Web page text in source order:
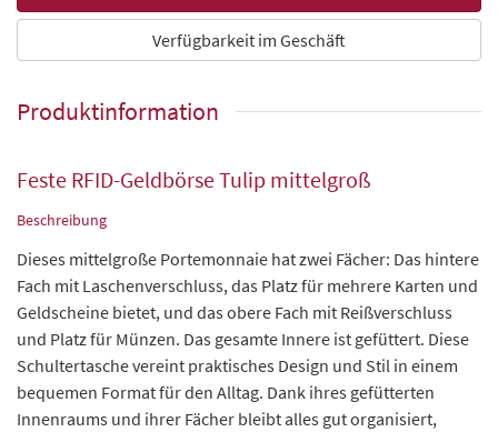
Verfügbarkeit im Geschäft
Produktinformation
Feste RFID-Geldbörse Tulip mittelgroß
Beschreibung
Dieses mittelgroße Portemonnaie hat zwei Fächer: Das hintere
Fach mit Laschenverschluss, das Platz für mehrere Karten und
Geldscheine bietet, und das obere Fach mit Reißverschluss
und Platz für Münzen. Das gesamte Innere ist gefüttert. Diese
Schultertasche vereint praktisches Design und Stil in einem
bequemen Format für den Alltag. Dank ihres gefütterten
Innenraums und ihrer Fächer bleibt alles gut organisiert,